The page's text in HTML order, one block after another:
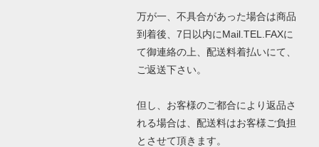
万が一、不具合があった場合は商品
到着後、7日以内にMail.TEL.FAXに
て御連絡の上、配送料着払いにて、
ご返送下さい。
但し、お客様のご都合により返品さ
れる場合は、配送料はお客様ご負担
とさせて頂きます。